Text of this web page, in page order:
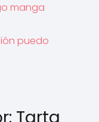
manga
puedo